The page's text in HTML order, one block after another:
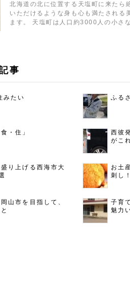
北海道の北に位置する天塩町に来たら
いただけるような身も心も満たされる
ます。 天塩町は人口約3000人の小さ
事
みたい ふる
・住」
西彼
がこ
り上げる西海市大
お土
刺し
山市を目指して、
子育
魅力